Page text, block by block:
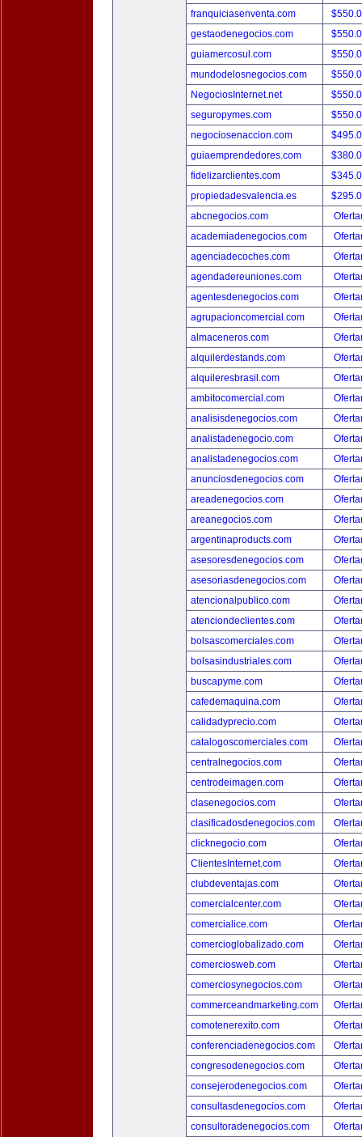
franquiciasenventa.com
gestaodenegocios.com
guiamercosul.com
mundodelosnegocios.com
NegociosInternet.net
seguropymes.com
negociosenaccion.com
guiaemprendedores.com
fidelizarclientes.com
propiedadesvalencia.es
abcnegocios.com
academiadenegocios.com
agenciadecoches.com
agendadereuniones.com
agentesdenegocios.com
agrupacioncomercial.com
almaceneros.com
alquilerdestands.com
alquileresbrasil.com
ambitocomercial.com
analisisdenegocios.com
analistadenegocio.com
analistadenegocios.com
anunciosdenegocios.com
areadenegocios.com
areanegocios.com
argentinaproducts.com
asesoresdenegocios.com
asesoriasdenegocios.com
atencionalpublico.com
atenciondeclientes.com
bolsascomerciales.com
bolsasindustriales.com
buscapyme.com
cafedemaquina.com
calidadyprecio.com
catalogoscomerciales.com
centralnegocios.com
centrodeimagen.com
clasenegocios.com
clasificadosdenegocios.com
clicknegocio.com
ClientesInternet.com
clubdeventajas.com
comercialcenter.com
comercialice.com
comercioglobalizado.com
comerciosweb.com
comerciosynegocios.com
commerceandmarketing.com
comotenerexito.com
conferenciadenegocios.com
congresodenegocios.com
consejerodenegocios.com
consultasdenegocios.com
consultoradenegocios.com